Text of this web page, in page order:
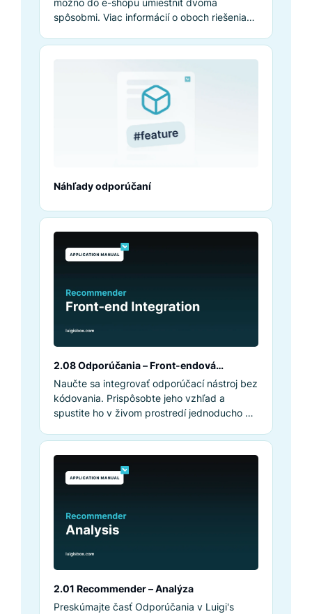
možno do e-shopu umiestniť dvoma
spôsobmi. Viac informácií o oboch riešeniach
Náhľady odporúčaní
2.08 Odporúčania – Front-endová
integrácia nástroja Recommender
Naučte sa integrovať odporúčací nástroj bez
kódovania. Prispôsobte jeho vzhľad a
spustite ho v živom prostredí jednoducho a
2.01 Recommender – Analýza
Preskúmajte časť Odporúčania v Luigi's